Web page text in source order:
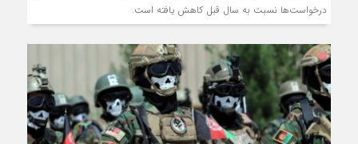
درخواست‌ها نسبت به سال قبل کاهش یافته است.